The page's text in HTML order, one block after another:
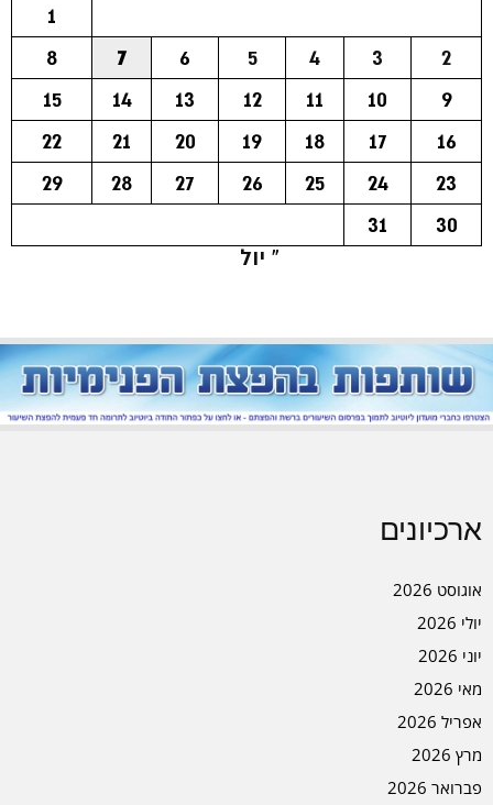
1
2
3
4
5
6
7
8
9
10
11
12
13
14
15
16
17
18
19
20
21
22
23
24
25
26
27
28
29
30
31
« יול
ארכיונים
אוגוסט 2026
יולי 2026
יוני 2026
מאי 2026
אפריל 2026
מרץ 2026
פברואר 2026